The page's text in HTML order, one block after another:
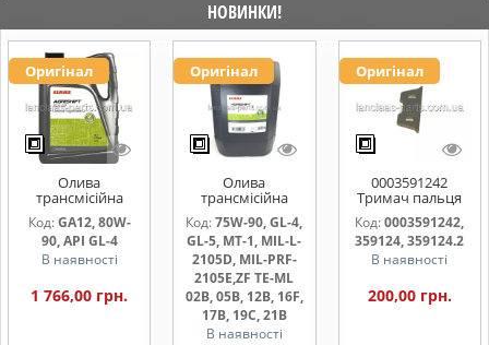
НОВИНКИ!
Оригінал
Олива
трансмісійна
AGRISHIFT GA12 5
л
Код:GA12, 80W-
90, API GL-4
В наявності
1 766,00 грн.
Оригінал
Олива
трансмісійна
AGRISHIFT SYN FE
75W90 20л
Код: 75W-90, GL-4,
GL-5, MT-1, MIL-L-
2105D, MIL-PRF-
2105E,ZF TE-ML
02B, 05B, 12B, 16F,
17B, 19C, 21B
В наявності
Оригінал
0003591242
Тримач пальця
жниварки
Код:0003591242,
359124, 359124.2
В наявності
200,00 грн.